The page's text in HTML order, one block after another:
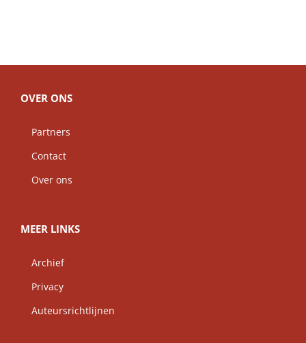
OVER ONS
Partners
Contact
Over ons
MEER LINKS
Archief
Privacy
Auteursrichtlijnen